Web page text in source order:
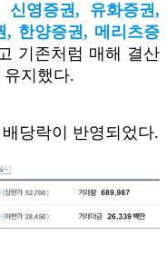
신영증권, 유화증권,
, 한양증권, 메리츠증
기존처럼 매해 결산
유지했다.
당락이 반영되었다.